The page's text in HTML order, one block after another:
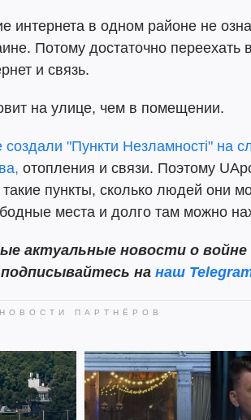
интернета в одном районе не
Потому достаточно переехать
и связь.
на улице, чем в помещении.
создали "Пункти Незламності" на
отопления и связи. Поэтому
такие пункты, сколько людей они
места и долго там можно
актуальные новости о войне
на наш